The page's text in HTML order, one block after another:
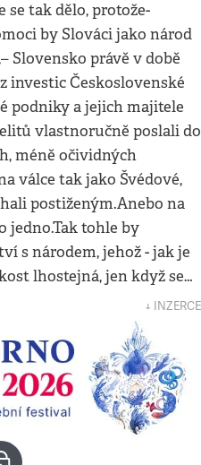
se tak dělo, protože-
by Slováci jako národ
Slovensko právě v době
investic Československé
podniky a jejich majitele
vlastnoručně poslali do
méně očividných
válce tak jako Švédové,
postiženým.Anebo na
jedno.Tak tohle by
s národem, jehož - jak je
lhostejná, jen když se…
↓ INZERCE